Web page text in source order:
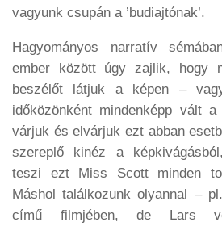
vagyunk csupán a ’budiajtónak’.
Hagyományos narratív
ember között úgy zajlik, hogy
beszélőt látjuk a képen –
időközönként mindenképp vált
várjuk és elvárjuk ezt abban
szereplő kinéz a
teszi ezt Miss Scott minden
Máshol találkozunk olyannal –
című filmjében, de Lars